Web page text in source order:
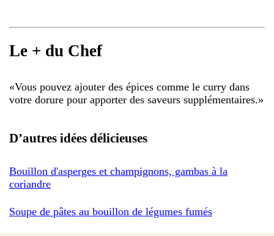
Le + du Chef
«Vous pouvez ajouter des épices comme le curry dans
votre dorure pour apporter des saveurs supplémentaires.»
D’autres idées délicieuses
Bouillon d'asperges et champignons, gambas à la
coriandre
Soupe de pâtes au bouillon de légumes fumés